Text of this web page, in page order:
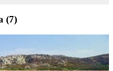
(7)